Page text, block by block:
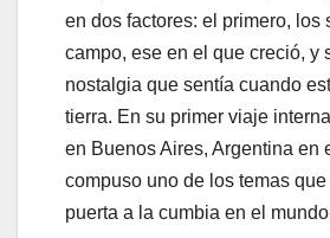
en dos factores: el primero, los
campo, ese en el que creció, y
nostalgia que sentía cuando
tierra. En su primer viaje
en Buenos Aires, Argentina en
compuso uno de los temas
puerta a la cumbia en el